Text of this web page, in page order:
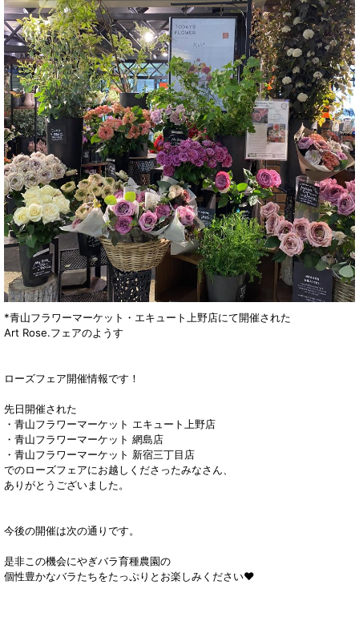
*青山フラワーマーケット・エキュート上野店にて開催された
Art Rose.フェアのようす
ローズフェア開催情報です！
先日開催された
・青山フラワーマーケット エキュート上野店
・青山フラワーマーケット 網島店
・青山フラワーマーケット 新宿三丁目店
でのローズフェアにお越しくださったみなさん、
ありがとうございました。
今後の開催は次の通りです。
是非この機会にやぎバラ育種農園の
個性豊かなバラたちをたっぷりとお楽しみください♥